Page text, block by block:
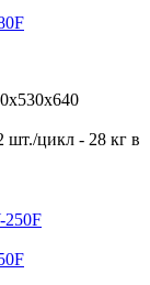
шт./цикл - 28 кг в